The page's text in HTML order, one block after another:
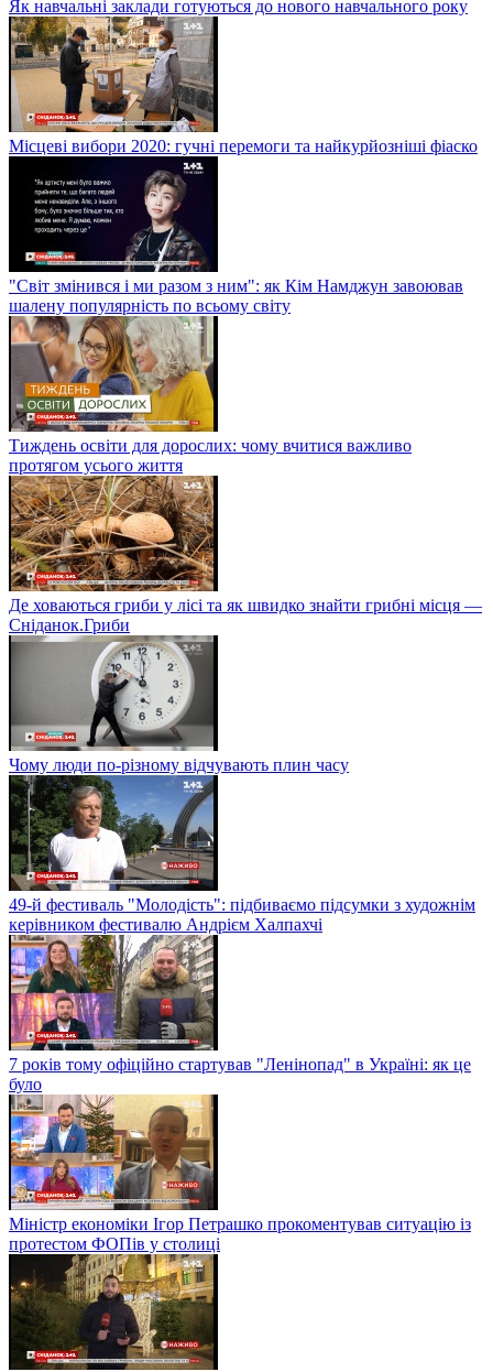
Як навчальні заклади готуються до нового навчального року
Місцеві вибори 2020: гучні перемоги та найкурйозніші фіаско
"Світ змінився і ми разом з ним": як Кім Намджун завоював
шалену популярність по всьому світу
Тиждень освіти для дорослих: чому вчитися важливо
протягом усього життя
Де ховаються гриби у лісі та як швидко знайти грибні місця —
Сніданок.Гриби
Чому люди по-різному відчувають плин часу
49-й фестиваль "Молодість": підбиваємо підсумки з художнім
керівником фестивалю Андрієм Халпахчі
7 років тому офіційно стартував "Ленінопад" в Україні: як це
було
Міністр економіки Ігор Петрашко прокоментував ситуацію із
протестом ФОПів у столиці